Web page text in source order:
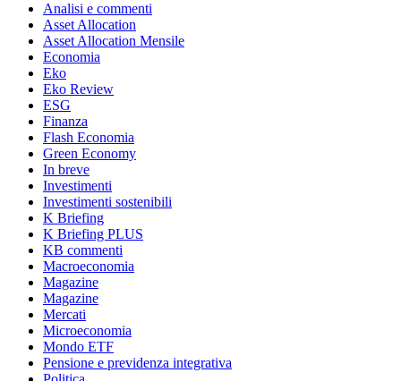
Analisi e commenti
Asset Allocation
Asset Allocation Mensile
Economia
Eko
Eko Review
ESG
Finanza
Flash Economia
Green Economy
In breve
Investimenti
Investimenti sostenibili
K Briefing
K Briefing PLUS
KB commenti
Macroeconomia
Magazine
Magazine
Mercati
Microeconomia
Mondo ETF
Pensione e previdenza integrativa